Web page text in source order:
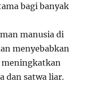
bagi banyak
manusia di
menyebabkan
dan satwa liar.